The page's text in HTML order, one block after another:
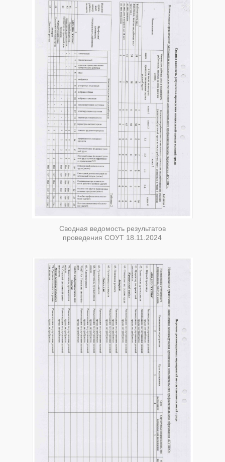
Сводная ведомость результатов
проведения СОУТ 18.11.2024